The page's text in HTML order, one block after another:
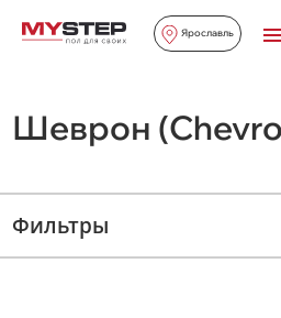
Ярославль
Шеврон
Фильтры